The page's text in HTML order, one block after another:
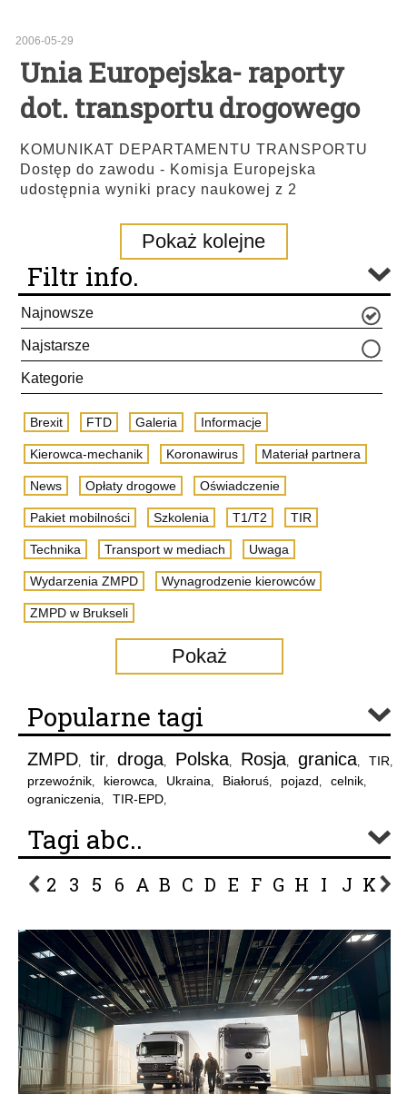
2006-05-29
Unia Europejska- raporty
dot. transportu drogowego
KOMUNIKAT DEPARTAMENTU TRANSPORTU
Dostęp do zawodu - Komisja Europejska
udostępnia wyniki pracy naukowej z 2
Pokaż kolejne
Filtr info.
Najnowsze
Najstarsze
Kategorie
Brexit FTD Galeria Informacje
Kierowca-mechanik Koronawirus Materiał partnera
News Opłaty drogowe Oświadczenie
Pakiet mobilności Szkolenia T1/T2 TIR
Technika Transport w mediach Uwaga
Wydarzenia ZMPD Wynagrodzenie kierowców
ZMPD w Brukseli
Pokaż
Popularne tagi
ZMPD, tir, droga, Polska, Rosja, granica, TIR,
przewoźnik, kierowca, Ukraina, Białoruś, pojazd, celnik,
ograniczenia, TIR-EPD,
Tagi abc..
2 3 5 6 A B C D E F G H I J K L